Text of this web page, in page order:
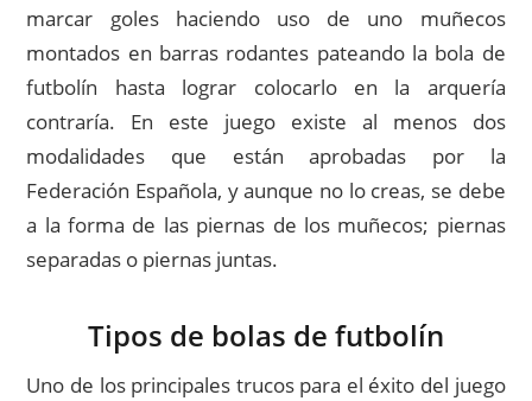
marcar goles haciendo uso de uno muñecos
montados en barras rodantes pateando la bola de
futbolín hasta lograr colocarlo en la arquería
contraría. En este juego existe al menos dos
modalidades que están aprobadas por la
Federación Española, y aunque no lo creas, se debe
a la forma de las piernas de los muñecos; piernas
separadas o piernas juntas.
Tipos de bolas de futbolín
Uno de los principales trucos para el éxito del juego